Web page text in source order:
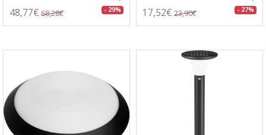
48,77€ 68,28€ - 29% 17,52€ 23,90€ - 27%